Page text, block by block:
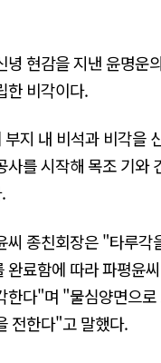
녕 현감을 지낸 윤명운
한 비각이다.
지 내 비석과 비각을
사를 시작해 목조 기와
씨 종친회장은 "타루각
완료함에 따라 파평윤
한다"며 "물심양면으
전한다"고 말했다.